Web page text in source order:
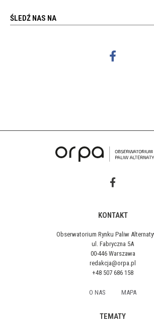
ŚLEDŹ NAS NA
KONTAKT
Obserwatorium Rynku Paliw
ul. Fabryczna 5A
00-446 Warszawa
redakcja@orpa.pl
+48 507 686 158
O NAS MAPA
TEMATY